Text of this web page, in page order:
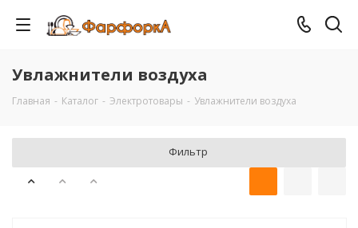
Увлажнители воздуха
Главная - Каталог - Электротовары - Увлажнители воздуха
Фильтр